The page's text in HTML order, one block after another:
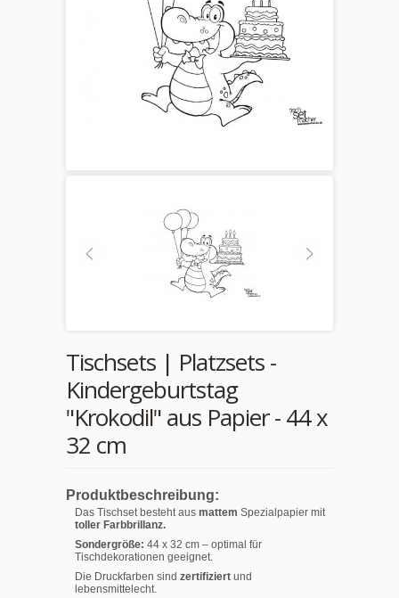
Tischsets | Platzsets -
Kindergeburtstag
"Krokodil" aus Papier - 44 x
32 cm
Produktbeschreibung:
Das Tischset besteht aus mattem Spezialpapier mit
toller Farbbrillanz.
Sondergröße: 44 x 32 cm – optimal für
Tischdekorationen geeignet.
Die Druckfarben sind zertifiziert und
lebensmittelecht.